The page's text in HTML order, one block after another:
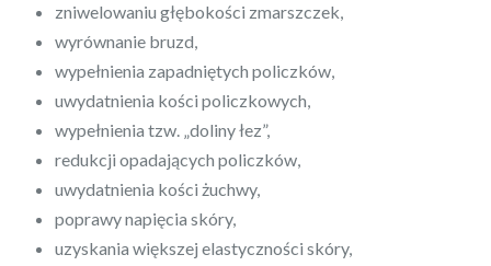
zniwelowaniu głębokości zmarszczek,
wyrównanie bruzd,
wypełnienia zapadniętych policzków,
uwydatnienia kości policzkowych,
wypełnienia tzw. „doliny łez”,
redukcji opadających policzków,
uwydatnienia kości żuchwy,
poprawy napięcia skóry,
uzyskania większej elastyczności skóry,